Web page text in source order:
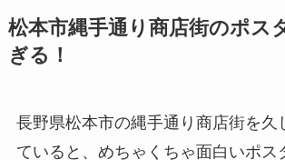
松本市縄手通り商店街のポス
ぎる！
長野県松本市の縄手通り商店街を久
ていると、めちゃくちゃ面白いポス